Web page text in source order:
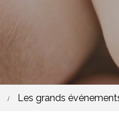
/ Les grands